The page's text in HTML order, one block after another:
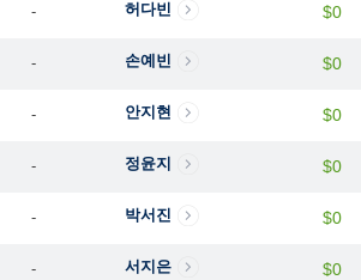
- 허다빈 $0
- 손예빈 $0
- 안지현 $0
- 정윤지 $0
- 박서진 $0
- 서지은 $0